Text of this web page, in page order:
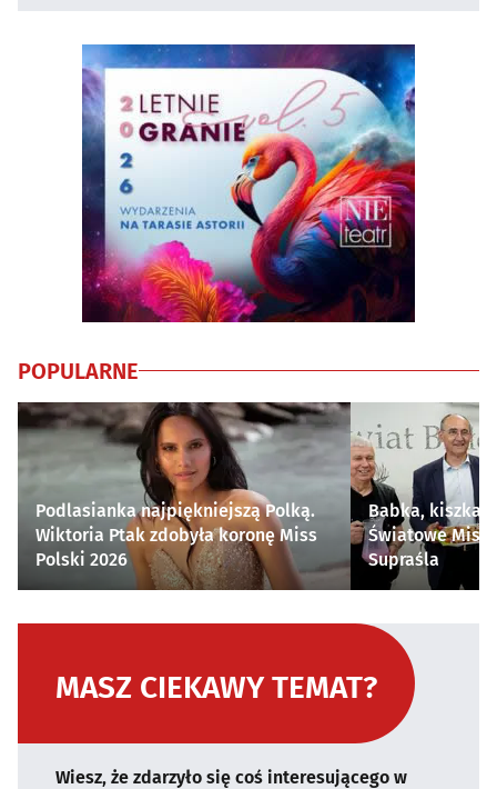
POPULARNE
Podlasianka najpiękniejszą Polką.
Wiktoria Ptak zdobyła koronę Miss
Polski 2026
Babka, kiszka i
Światowe
Supraśla
MASZ CIEKAWY TEMAT?
Wiesz, że zdarzyło się coś interesującego w